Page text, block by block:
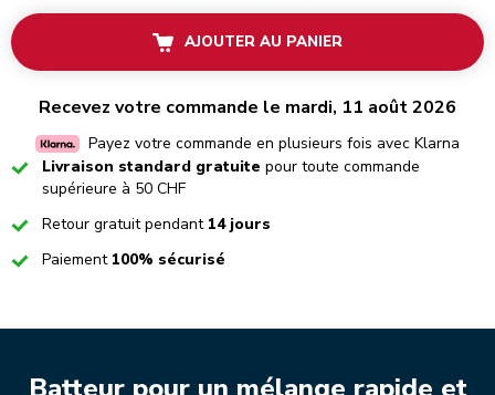
AJOUTER AU PANIER
Recevez votre commande le mardi, 11 août 2026
Payez votre commande en plusieurs fois avec Klarna
CheckedLivraison standard gratuite pour toute commande
supérieure à 50 CHF
CheckedRetour gratuit pendant 14 jours
CheckedPaiement 100% sécurisé
Batteur pour un mélange rapide et